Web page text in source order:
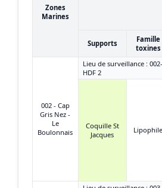
Zones
Marines
Supports
Famille
toxines
002 - Cap
Gris Nez -
Le
Boulonnais
Lieu de surveillance :
HDF 2
Coquille St
Jacques
Lipophile